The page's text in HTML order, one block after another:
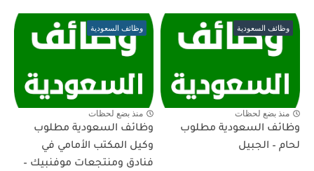
وظائف السعودية
منذ بضع لحظات
وظائف السعودية مطلوب
لحام – الجبيل
وظائف السعودية
منذ بضع لحظات
وظائف السعودية مطلوب
وكيل المكتب الأمامي في
فنادق ومنتجعات موفنبيك –